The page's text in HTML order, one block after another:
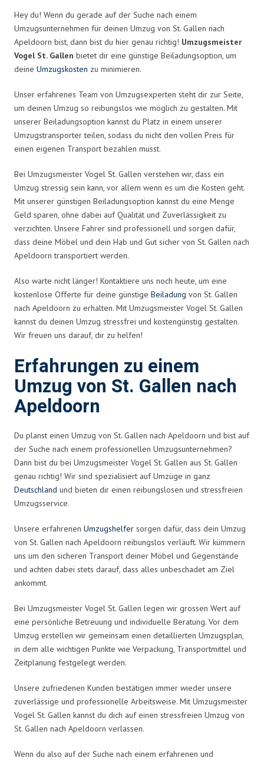
Hey du! Wenn du gerade auf der Suche nach einem
Umzugsunternehmen für deinen Umzug von St. Gallen nach
Apeldoorn bist, dann bist du hier genau richtig! Umzugsmeister
Vogel St. Gallen bietet dir eine günstige Beiladungsoption, um
deine Umzugskosten zu minimieren.
Unser erfahrenes Team von Umzugsexperten steht dir zur Seite,
um deinen Umzug so reibungslos wie möglich zu gestalten. Mit
unserer Beiladungsoption kannst du Platz in einem unserer
Umzugstransporter teilen, sodass du nicht den vollen Preis für
einen eigenen Transport bezahlen musst.
Bei Umzugsmeister Vogel St. Gallen verstehen wir, dass ein
Umzug stressig sein kann, vor allem wenn es um die Kosten geht.
Mit unserer günstigen Beiladungsoption kannst du eine Menge
Geld sparen, ohne dabei auf Qualität und Zuverlässigkeit zu
verzichten. Unsere Fahrer sind professionell und sorgen dafür,
dass deine Möbel und dein Hab und Gut sicher von St. Gallen nach
Apeldoorn transportiert werden.
Also warte nicht länger! Kontaktiere uns noch heute, um eine
kostenlose Offerte für deine günstige Beiladung von St. Gallen
nach Apeldoorn zu erhalten. Mit Umzugsmeister Vogel St. Gallen
kannst du deinen Umzug stressfrei und kostengünstig gestalten.
Wir freuen uns darauf, dir zu helfen!
Erfahrungen zu einem
Umzug von St. Gallen nach
Apeldoorn
Du planst einen Umzug von St. Gallen nach Apeldoorn und bist auf
der Suche nach einem professionellen Umzugsunternehmen?
Dann bist du bei Umzugsmeister Vogel St. Gallen aus St. Gallen
genau richtig! Wir sind spezialisiert auf Umzüge in ganz
Deutschland und bieten dir einen reibungslosen und stressfreien
Umzugsservice.
Unsere erfahrenen Umzugshelfer sorgen dafür, dass dein Umzug
von St. Gallen nach Apeldoorn reibungslos verläuft. Wir kümmern
uns um den sicheren Transport deiner Möbel und Gegenstände
und achten dabei stets darauf, dass alles unbeschadet am Ziel
ankommt.
Bei Umzugsmeister Vogel St. Gallen legen wir grossen Wert auf
eine persönliche Betreuung und individuelle Beratung. Vor dem
Umzug erstellen wir gemeinsam einen detaillierten Umzugsplan,
in dem alle wichtigen Punkte wie Verpackung, Transportmittel und
Zeitplanung festgelegt werden.
Unsere zufriedenen Kunden bestätigen immer wieder unsere
zuverlässige und professionelle Arbeitsweise. Mit Umzugsmeister
Vogel St. Gallen kannst du dich auf einen stressfreien Umzug von
St. Gallen nach Apeldoorn verlassen.
Wenn du also auf der Suche nach einem erfahrenen und